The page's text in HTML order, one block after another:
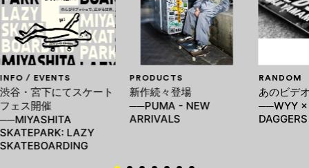
INFO / EVENTS
渋谷・宮下にてスケート
フェス開催
──MIYASHITA
SKATEPARK: LAZY
SKATEBOARDING
PRODUCTS
新作続々登場
──PUMA - NEW
ARRIVALS
RANDOM
あのビデ
──WYY ×
DAGGERS